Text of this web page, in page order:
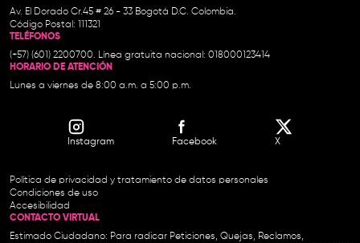
Av. El Dorado Cr.45 # 26 - 33 Bogotá D.C. Colombia.
Código Postal: 111321
TELÉFONOS
(+57) (601) 2200700. Línea gratuita nacional: 018000123414
HORARIO DE ATENCIÓN
Lunes a viernes de 8:00 a.m. a 5:00 p.m.
Instagram Facebook X
Política de privacidad y tratamiento de datos personales
Condiciones de uso
Accesibilidad
CONTACTO VIRTUAL
Estimado Ciudadano: Para radicar Peticiones, Quejas, Reclamos,